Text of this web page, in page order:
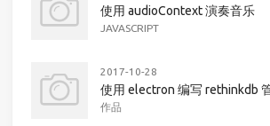
使用 audioContext 演奏音乐
JAVASCRIPT
2017-10-28
使用 electron 编写 rethinkdb
作品